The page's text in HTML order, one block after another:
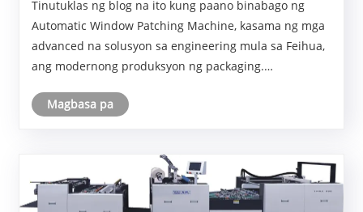
Produksyon ng Packaging
Tinutuklas ng blog na ito kung paano binabago ng
Automatic Window Patching Machine, kasama ng mga
advanced na solusyon sa engineering mula sa Feihua,
ang modernong produksyon ng packaging.
feature, application, teknikal na parameter, benepisyo,
Magbasa pa